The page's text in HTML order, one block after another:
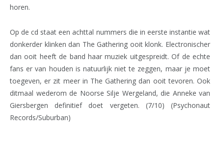
horen.
Op de cd staat een achttal nummers die in eerste instantie wat
donkerder klinken dan The Gathering ooit klonk. Electronischer
dan ooit heeft de band haar muziek uitgespreidt. Of de echte
fans er van houden is natuurlijk niet te zeggen, maar je moet
toegeven, er zit meer in The Gathering dan ooit tevoren. Ook
ditmaal wederom de Noorse Silje Wergeland, die Anneke van
Giersbergen definitief doet vergeten. (7/10) (Psychonaut
Records/Suburban)